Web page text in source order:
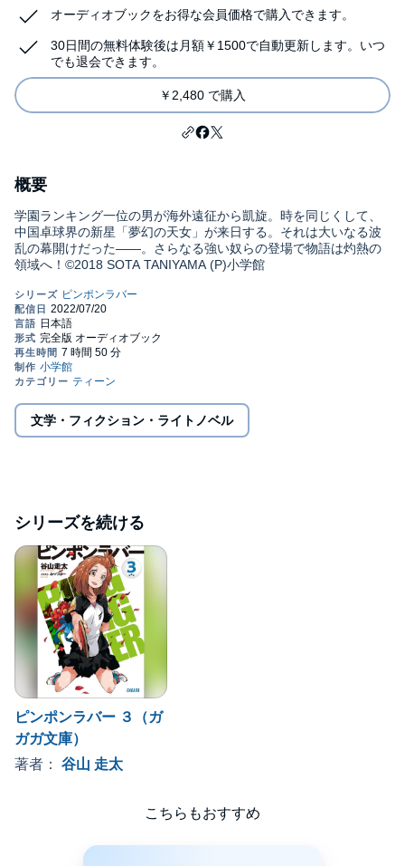
オーディオブックをお得な会員価格で購入できます。
30日間の無料体験後は月額￥1500で自動更新します。いつ
でも退会できます。
￥2,480 で購入
概要
学園ランキング一位の男が海外遠征から凱旋。時を同じくして、
中国卓球界の新星「夢幻の天女」が来日する。それは大いなる波
乱の幕開けだった――。さらなる強い奴らの登場で物語は灼熱の
領域へ！©2018 SOTA TANIYAMA (P)小学館
文学・フィクション・ライトノベル
シリーズを続ける
ピンポンラバー ３（ガ
ガガ文庫）
著者： 谷山 走太
こちらもおすすめ